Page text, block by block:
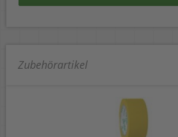
Zubehörartikel